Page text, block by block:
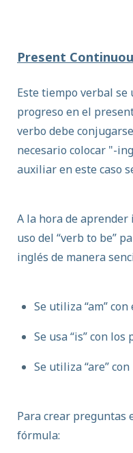
Present
Este tiempo verbal se
progreso en el
verbo debe
necesario colocar "-
auxiliar en este caso
A la hora de
uso del “verb to be”
inglés de manera
Se utiliza “am”
Se usa “is” con los
Se utiliza “are”
Para crear preguntas
fórmula: